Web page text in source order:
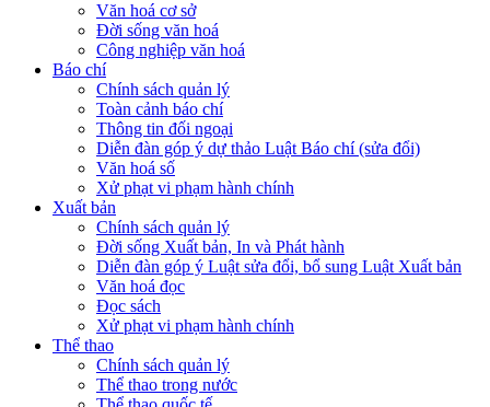
Văn hoá cơ sở
Đời sống văn hoá
Công nghiệp văn hoá
Báo chí
Chính sách quản lý
Toàn cảnh báo chí
Thông tin đối ngoại
Diễn đàn góp ý dự thảo Luật Báo chí (sửa đổi)
Văn hoá số
Xử phạt vi phạm hành chính
Xuất bản
Chính sách quản lý
Đời sống Xuất bản, In và Phát hành
Diễn đàn góp ý Luật sửa đổi, bổ sung Luật Xuất bản
Văn hoá đọc
Đọc sách
Xử phạt vi phạm hành chính
Thể thao
Chính sách quản lý
Thể thao trong nước